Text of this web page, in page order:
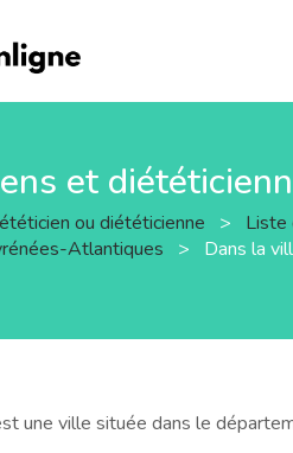
et
ou diététicienne > Liste
Atlantiques
> Dans la
une ville située dans le